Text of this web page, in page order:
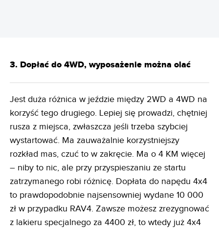
3. Dopłać do 4WD, wyposażenie można olać
Jest duża różnica w jeździe między 2WD a 4WD na
korzyść tego drugiego. Lepiej się prowadzi, chętniej
rusza z miejsca, zwłaszcza jeśli trzeba szybciej
wystartować. Ma zauważalnie korzystniejszy
rozkład mas, czuć to w zakręcie. Ma o 4 KM więcej
– niby to nic, ale przy przyspieszaniu ze startu
zatrzymanego robi różnicę. Dopłata do napędu 4x4
to prawdopodobnie najsensowniej wydane 10 000
zł w przypadku RAV4. Zawsze możesz zrezygnować
z lakieru specjalnego za 4400 zł, to wtedy już 4x4